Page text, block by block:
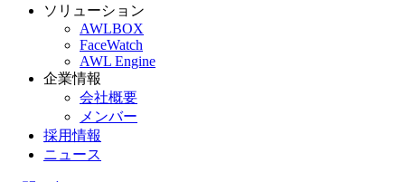
ソリューション
AWLBOX
FaceWatch
AWL Engine
企業情報
会社概要
メンバー
採用情報
ニュース